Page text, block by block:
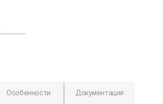
Особенности Документация